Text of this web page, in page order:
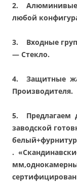
2. Алюминивые
любой
3. Входные
— Стекло.
4. Защитные
Производителя.
5. Предлагаем
заводской
.